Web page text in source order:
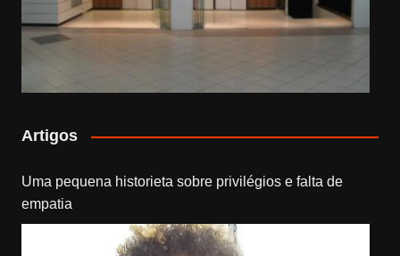
Artigos
Uma pequena historieta sobre privilégios e falta de
empatia